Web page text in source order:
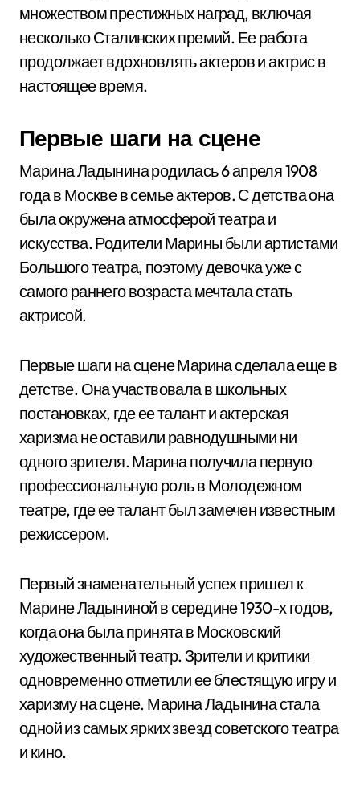
множеством престижных наград, включая
несколько Сталинских премий. Ее работа
продолжает вдохновлять актеров и актрис в
настоящее время.
Первые шаги на сцене
Марина Ладынина родилась 6 апреля 1908
года в Москве в семье актеров. С детства она
была окружена атмосферой театра и
искусства. Родители Марины были артистами
Большого театра, поэтому девочка уже с
самого раннего возраста мечтала стать
актрисой.
Первые шаги на сцене Марина сделала еще в
детстве. Она участвовала в школьных
постановках, где ее талант и актерская
харизма не оставили равнодушными ни
одного зрителя. Марина получила первую
профессиональную роль в Молодежном
театре, где ее талант был замечен известным
режиссером.
Первый знаменательный успех пришел к
Марине Ладыниной в середине 1930-х годов,
когда она была принята в Московский
художественный театр. Зрители и критики
одновременно отметили ее блестящую игру и
харизму на сцене. Марина Ладынина стала
одной из самых ярких звезд советского театра
и кино.